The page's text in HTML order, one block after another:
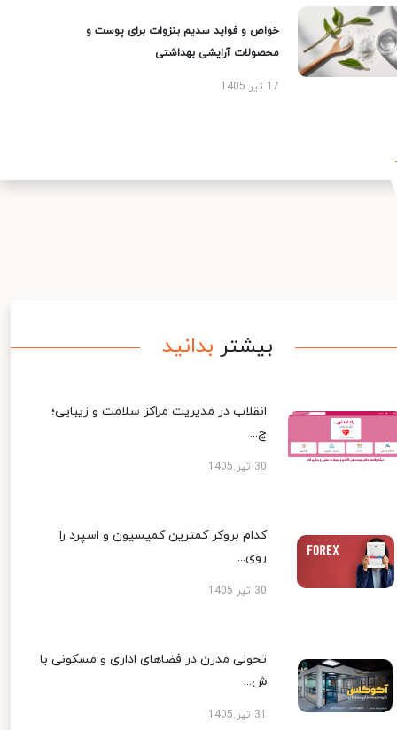
خواص و فواید سدیم بنزوات برای پوست و
محصولات آرایشی بهداشتی
17 تیر 1405
بیشتر بدانید
انقلاب در مدیریت مراکز سلامت و زیبایی؛
چ...
30 تیر 1405
کدام بروکر کمترین کمیسیون و اسپرد را
روی...
30 تیر 1405
تحولی مدرن در فضاهای اداری و مسکونی با
ش...